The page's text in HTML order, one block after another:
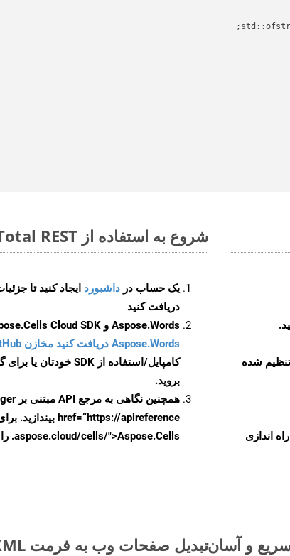
شده
را از CellsAPI با SaveFormat به عنوان XML راه اندازی
شروع به استفاده از Aspose.Total REST برای WEB to XML کنید
یک حساب در داشبورد
دریافت کنید
Aspose.Words و Aspose.Cells Cloud SDK برای کد منبع C++ را از
Aspose.Words دریافت کنید مخازن GitHub
کامپایل/استفاده از SDK خودتان یا برای گزینه های دانلود جایگزین به
بروید.
همچنین نگاهی به مرجع API مبتنی بر Swagger برای
href=“https://apireference بیندازید. برای اطلاعات بیشتر درباره
.aspose.cloud/cells/">Aspose.Cells را انتخاب کنید.
تبدیل صفحات وب به فرمت XML - راهنمای گام به گام